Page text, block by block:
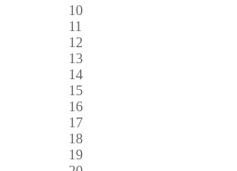
10
11
12
13
14
15
16
17
18
19